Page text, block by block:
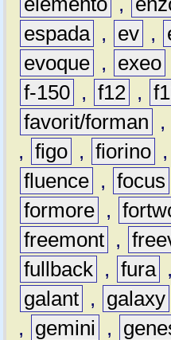
espada , ev ,
evoque , exeo
f-150 , f12 ,
favorit/forman
,
, figo , fiorino ,
fluence , focus
formore ,
freemont ,
fullback , fura ,
galant , galaxy
,
gemini ,